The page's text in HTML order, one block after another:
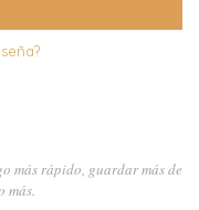
más rápido, guardar más de
más.